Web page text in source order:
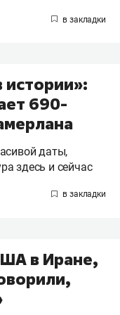
истории»:
690-
даты,
здесь и сейчас
в Иране,